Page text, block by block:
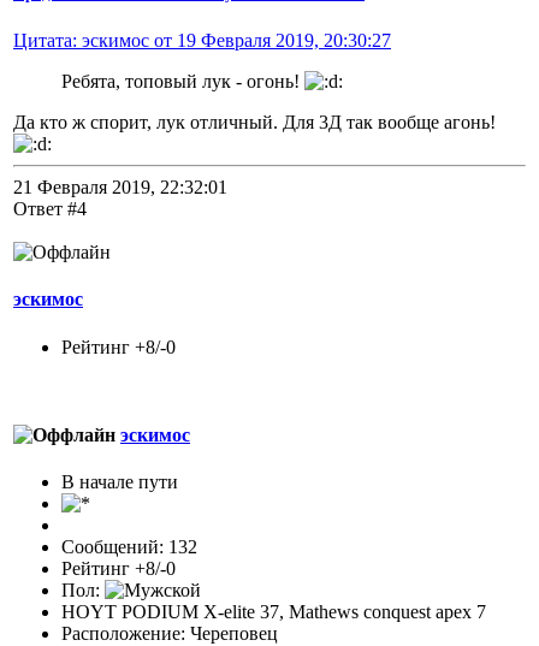
Цитата: эскимос от 19 Февраля 2019, 20:30:27
Ребята, топовый лук - огонь!
Да кто ж спорит, лук отличный. Для 3Д так вообще агонь!
21 Февраля 2019, 22:32:01
Ответ #4
эскимос
Рейтинг +8/-0
эскимос
В начале пути
Сообщений: 132
Рейтинг +8/-0
Пол:
HOYT PODIUM X-elite 37, Mathews conquest apex 7
Расположение: Череповец